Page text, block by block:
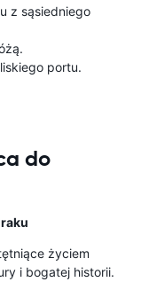
z sąsiedniego
portu.
do
życiem
i bogatej historii.